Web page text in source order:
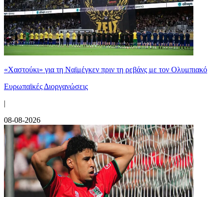
«Χαστούκι» για τη Ναϊμέγκεν πριν τη ρεβάνς με τον Ολυμπιακό
Ευρωπαϊκές Διοργανώσεις
|
08-08-2026